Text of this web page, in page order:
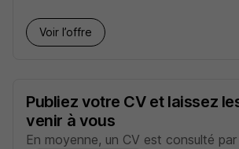
Voir l’offre
Publiez votre CV et laissez
venir à vous
En moyenne, un CV est consulté